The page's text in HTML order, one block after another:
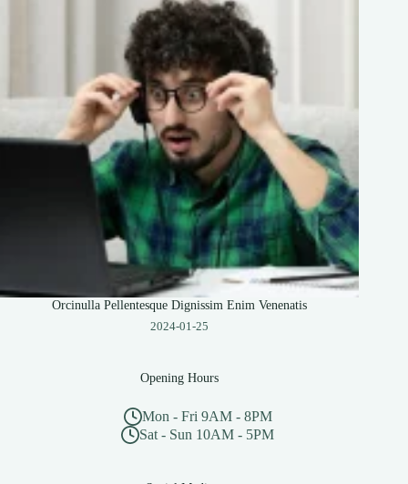
Orcinulla Pellentesque Dignissim Enim Venenatis
2024-01-25
Opening Hours
Mon - Fri 9AM - 8PM
Sat - Sun 10AM - 5PM